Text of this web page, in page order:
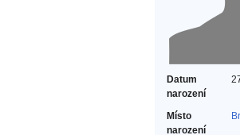
Datum
narození
Místo
narození